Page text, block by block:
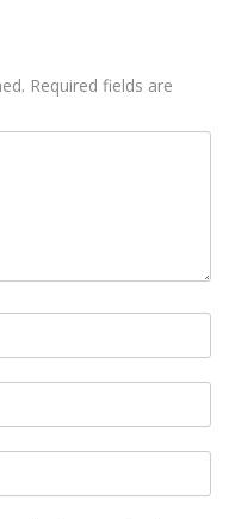
Required fields are